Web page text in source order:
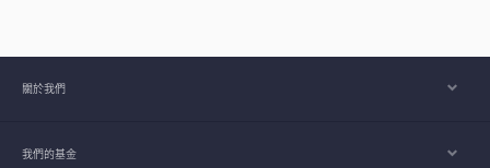
關於我們
我們的基金